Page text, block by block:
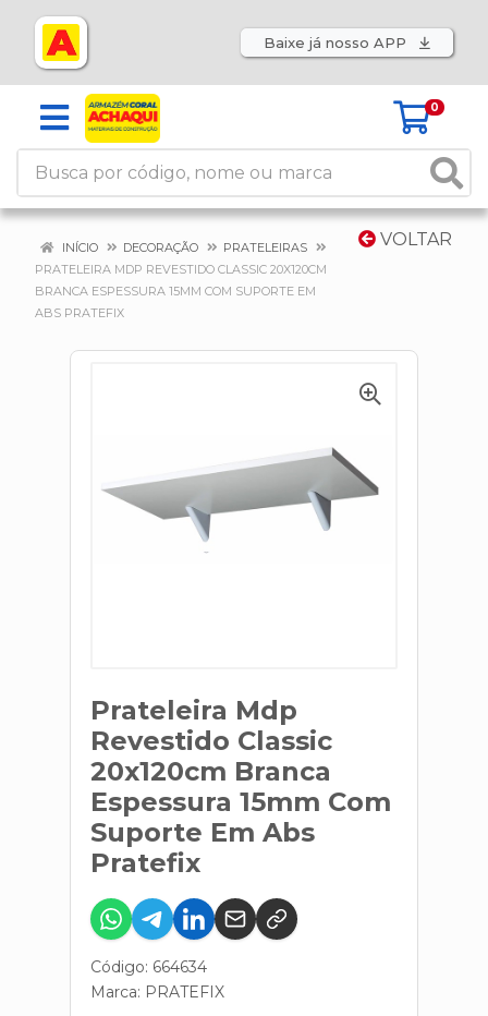
Baixe já nosso APP
0
VOLTAR
INÍCIO DECORAÇÃO
PRATELEIRAS
PRATELEIRA MDP REVESTIDO CLASSIC 20X120CM
BRANCA ESPESSURA 15MM COM SUPORTE EM
ABS PRATEFIX
Prateleira Mdp
Revestido Classic
20x120cm Branca
Espessura 15mm Com
Suporte Em Abs
Pratefix
Código: 664634
Marca: PRATEFIX